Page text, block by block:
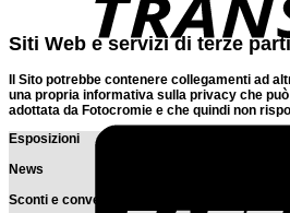
Siti Web e servizi di terze parti
Il Sito potrebbe contenere collegamenti ad
una propria informativa sulla privacy che
adottata da Fotocromie e che quindi non
Esposizioni
News
Sconti e convenzioni